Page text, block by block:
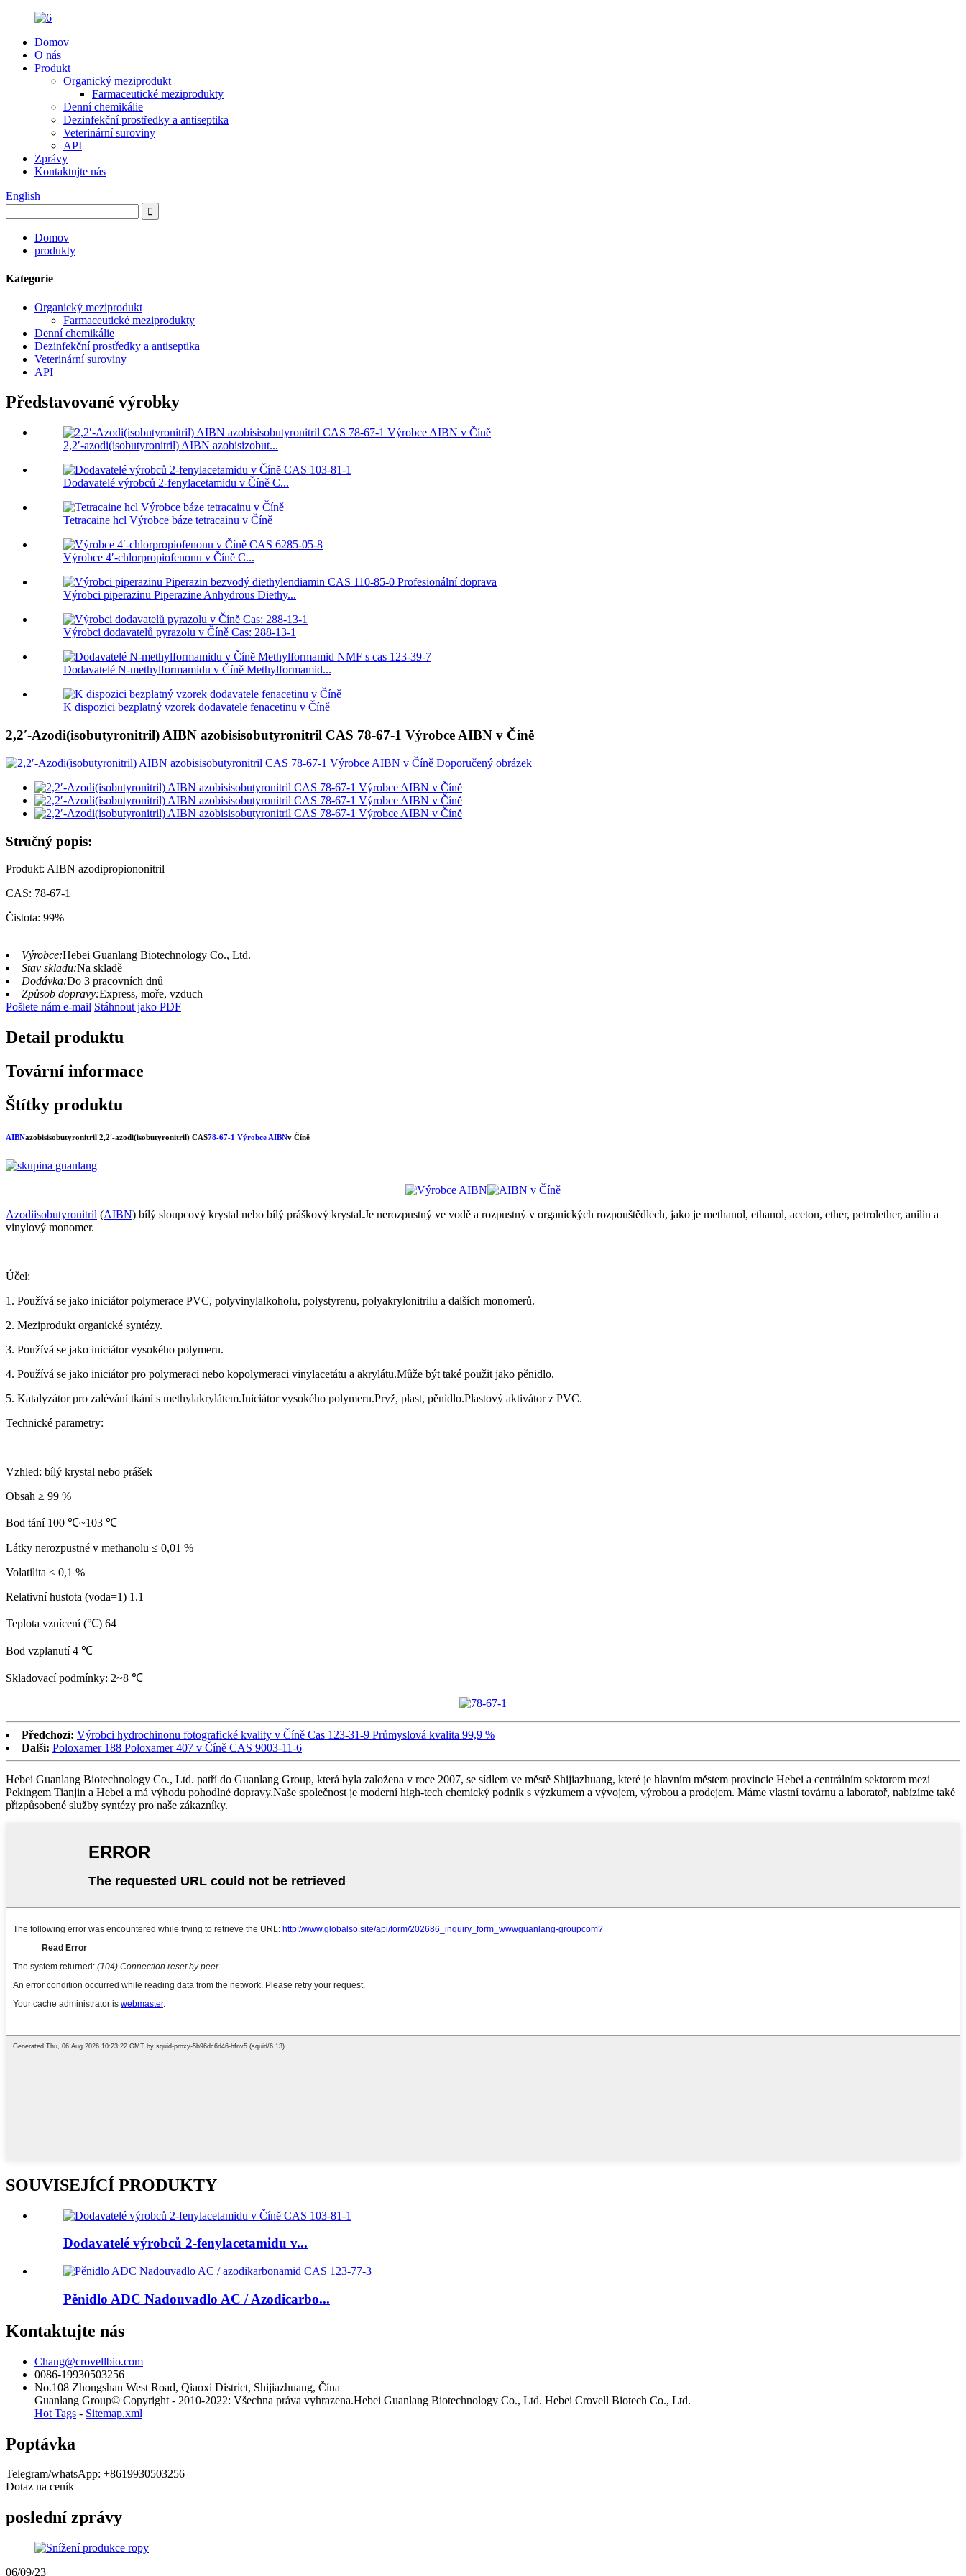
Domov
O nás
Produkt
Organický meziprodukt
Farmaceutické meziprodukty
Denní chemikálie
Dezinfekční prostředky a antiseptika
Veterinární suroviny
API
Zprávy
Kontaktujte nás
English
Domov
produkty
Kategorie
Organický meziprodukt
Farmaceutické meziprodukty
Denní chemikálie
Dezinfekční prostředky a antiseptika
Veterinární suroviny
API
Představované výrobky
2,2′-azodi(isobutyronitril) AIBN azobisizobut...
Dodavatelé výrobců 2-fenylacetamidu v Číně C...
Tetracaine hcl Výrobce báze tetracainu v Číně
Výrobce 4′-chlorpropiofenonu v Číně C...
Výrobci piperazinu Piperazine Anhydrous Diethy...
Výrobci dodavatelů pyrazolu v Číně Cas: 288-13-1
Dodavatelé N-methylformamidu v Číně Methylformamid...
K dispozici bezplatný vzorek dodavatele fenacetinu v Číně
2,2′-Azodi(isobutyronitril) AIBN azobisisobutyronitril CAS 78-67-1 Výrobce AIBN v Číně
Stručný popis:
Produkt: AIBN azodipropiononitril
CAS: 78-67-1
Čistota: 99%
Výrobce:Hebei Guanlang Biotechnology Co., Ltd.
Stav skladu:Na skladě
Dodávka:Do 3 pracovních dnů
Způsob dopravy:Express, moře, vzduch
Pošlete nám e-mail Stáhnout jako PDF
Detail produktu
Tovární informace
Štítky produktu
AIBNazobisisobutyronitril 2,2′-azodi(isobutyronitril) CAS78-67-1 Výrobce AIBNv Číně
Azodiisobutyronitril (AIBN) bílý sloupcový krystal nebo bílý práškový krystal.Je nerozpustný ve vodě a rozpustný v organických rozpouštědlech, jako je methanol, ethanol, aceton, ether, petrolether, anilin a
vinylový monomer.
Účel:
1. Používá se jako iniciátor polymerace PVC, polyvinylalkoholu, polystyrenu, polyakrylonitrilu a dalších monomerů.
2. Meziprodukt organické syntézy.
3. Používá se jako iniciátor vysokého polymeru.
4. Používá se jako iniciátor pro polymeraci nebo kopolymeraci vinylacetátu a akrylátu.Může být také použit jako pěnidlo.
5. Katalyzátor pro zalévání tkání s methylakrylátem.Iniciátor vysokého polymeru.Pryž, plast, pěnidlo.Plastový aktivátor z PVC.
Technické parametry:
Vzhled: bílý krystal nebo prášek
Obsah ≥ 99 %
Bod tání 100 ℃~103 ℃
Látky nerozpustné v methanolu ≤ 0,01 %
Volatilita ≤ 0,1 %
Relativní hustota (voda=1) 1.1
Teplota vznícení (℃) 64
Bod vzplanutí 4 ℃
Skladovací podmínky: 2~8 ℃
Předchozí: Výrobci hydrochinonu fotografické kvality v Číně Cas 123-31-9 Průmyslová kvalita 99,9 %
Další: Poloxamer 188 Poloxamer 407 v Číně CAS 9003-11-6
Hebei Guanlang Biotechnology Co., Ltd. patří do Guanlang Group, která byla založena v roce 2007, se sídlem ve městě Shijiazhuang, které je hlavním městem provincie Hebei a centrálním sektorem mezi
Pekingem Tianjin a Hebei a má výhodu pohodlné dopravy.Naše společnost je moderní high-tech chemický podnik s výzkumem a vývojem, výrobou a prodejem. Máme vlastní továrnu a laboratoř, nabízíme také
přizpůsobené služby syntézy pro naše zákazníky.
SOUVISEJÍCÍ PRODUKTY
Dodavatelé výrobců 2-fenylacetamidu v...
Pěnidlo ADC Nadouvadlo AC / Azodicarbo...
Kontaktujte nás
Chang@crovellbio.com
0086-19930503256
No.108 Zhongshan West Road, Qiaoxi District, Shijiazhuang, Čína
Guanlang Group© Copyright - 2010-2022: Všechna práva vyhrazena.Hebei Guanlang Biotechnology Co., Ltd. Hebei Crovell Biotech Co., Ltd.
Hot Tags - Sitemap.xml
Poptávka
Telegram/whatsApp: +8619930503256
Dotaz na ceník
poslední zprávy
06/09/23